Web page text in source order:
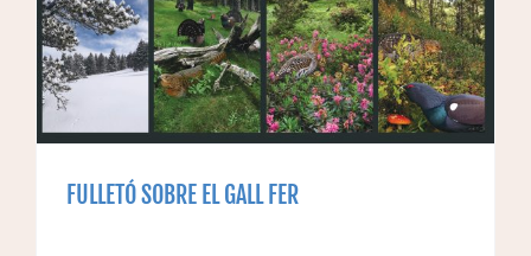
FULLETÓ SOBRE EL GALL FER